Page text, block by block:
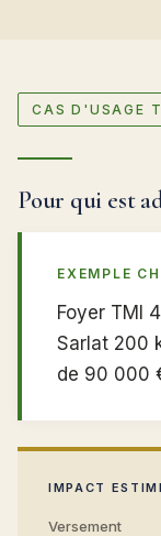
CAS D'USAGE
Pour qui est
EXEMPLE
Foyer TMI
Sarlat 200
de 90 000
IMPACT
Versement